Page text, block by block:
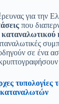
για την
που
καταναλωτικού
σε ένα
καταναλωτών